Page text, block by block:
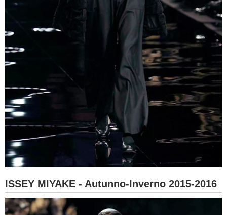
ISSEY MIYAKE - Autunno-Inverno 2015-2016